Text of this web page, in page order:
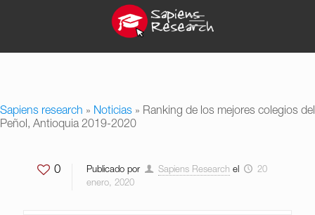
Sapiens research » Noticias » Ranking de los mejores colegios del
Peñol, Antioquia 2019-2020
0 Publicado por Sapiens Research el
20
enero, 2020